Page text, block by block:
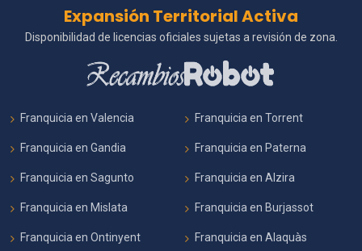
Expansión Territorial Activa
Disponibilidad de licencias oficiales sujetas a revisión de zona.
Franquicia en Valencia Franquicia en Torrent
Franquicia en Gandia Franquicia en Paterna
Franquicia en Sagunto Franquicia en Alzira
Franquicia en Mislata Franquicia en Burjassot
Franquicia en Ontinyent Franquicia en Alaquàs